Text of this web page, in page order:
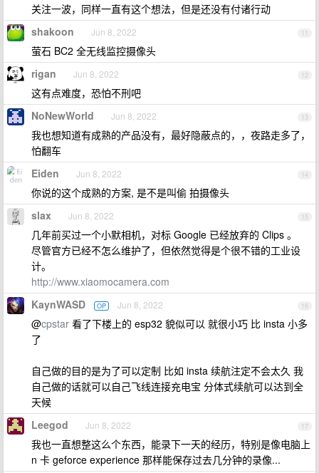
关注一波，同样一直有这个想法，但是还没有付诸行动
11
shakoon Jun 8, 2022
萤石 BC2 全无线监控摄像头
12
rigan Jun 8, 2022
这有点难度，恐怕不刑吧
13
NoNewWorld Jun 8, 2022
我也想知道有成熟的产品没有，最好隐蔽点的，，夜路走多了，
怕翻车
14
Eiden Jun 8, 2022
你说的这个成熟的方案, 是不是叫偷 拍摄像头
15
slax Jun 8, 2022
几年前买过一个小默相机，对标 Google 已经放弃的 Clips 。
尽管官方已经不怎么维护了，但依然觉得是个很不错的工业设
计。
http://www.xiaomocamera.com
16
KaynWASD OP Jun 8, 2022
@cpstar 看了下楼上的 esp32 貌似可以 就很小巧 比 insta 小多
了
自己做的目的是为了可以定制 比如 insta 续航注定不会太久 我
自己做的话就可以自己飞线连接充电宝 分体式续航可以达到全
天候
17
Leegod Jun 8, 2022
我也一直想整这么个东西，能录下一天的经历，特别是像电脑上
n 卡 geforce experience 那样能保存过去几分钟的录像...